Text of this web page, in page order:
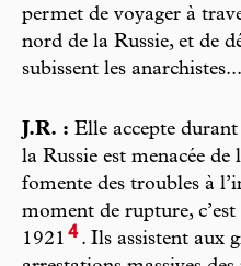
permet de voyager à
nord de la Russie, et de
subissent les anarchistes...
J.R. : Elle accepte
la Russie est menacée de
fomente des troubles à
moment de rupture,
1921 4. Ils assistent aux